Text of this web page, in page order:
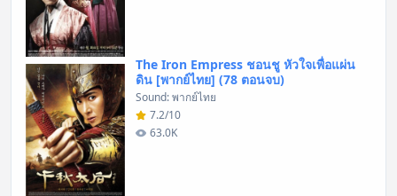
The Iron Empress ชอนชู หัวใจเพื่อแผ่น
ดิน [พากย์ไทย] (78 ตอนจบ)
Sound: พากย์ไทย
7.2/10
63.0K